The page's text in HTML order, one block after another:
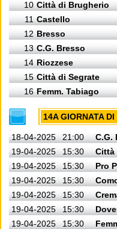
10 Città di Brugherio
11 Castello
12 Bresso
13 C.G. Bresso
14 Riozzese
15 Città di Segrate
16 Femm. Tabiago
14A GIORNATA
18-04-2025 21:00
C.G.
19-04-2025
15:30
Città
19-04-2025
15:30
Pro
19-04-2025
15:30
19-04-2025
15:30
19-04-2025
15:30
19-04-2025
15:30